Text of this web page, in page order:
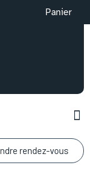
Panier
rendez-vous